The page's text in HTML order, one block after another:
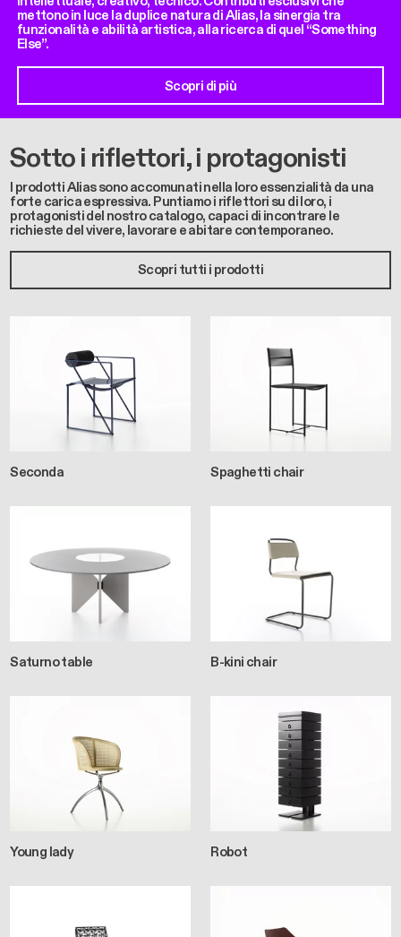
mettono in luce la duplice natura di Alias, la sinergia tra
funzionalità e abilità artistica, alla ricerca di quel “Something
Else”.
Scopri di più
Sotto i riflettori, i protagonisti
I prodotti Alias sono accomunati nella loro essenzialità da una
forte carica espressiva. Puntiamo i riflettori su di loro, i
protagonisti del nostro catalogo, capaci di incontrare le
richieste del vivere, lavorare e abitare contemporaneo.
Scopri tutti i prodotti
Seconda Spaghetti chair
Saturno table B-kini chair
Young lady Robot